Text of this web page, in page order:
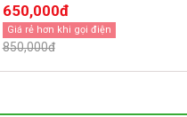
650,000đ
Giá rẻ hơn khi gọi điện
850,000đ